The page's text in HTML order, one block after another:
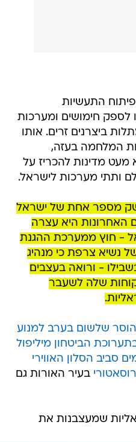
התעשיות
לספק חימושים ומערכות
ביצרנים זרים. אותו
המלחמה בעזה,
מדינות להכריז על
ותתי מערכות לישראל.
מספר אחת של ישראל
האחרונות היא עצרה
- חוץ ממערכת ההגנת
נשיא צרפת כי מנהיג
- ורואה בעצבים
שלה לשעבר
שלשום בערב למנוע
הביטחון מיליפול
סביב הסלון האווירי
בעיר האורות גם
שמעצבנות את